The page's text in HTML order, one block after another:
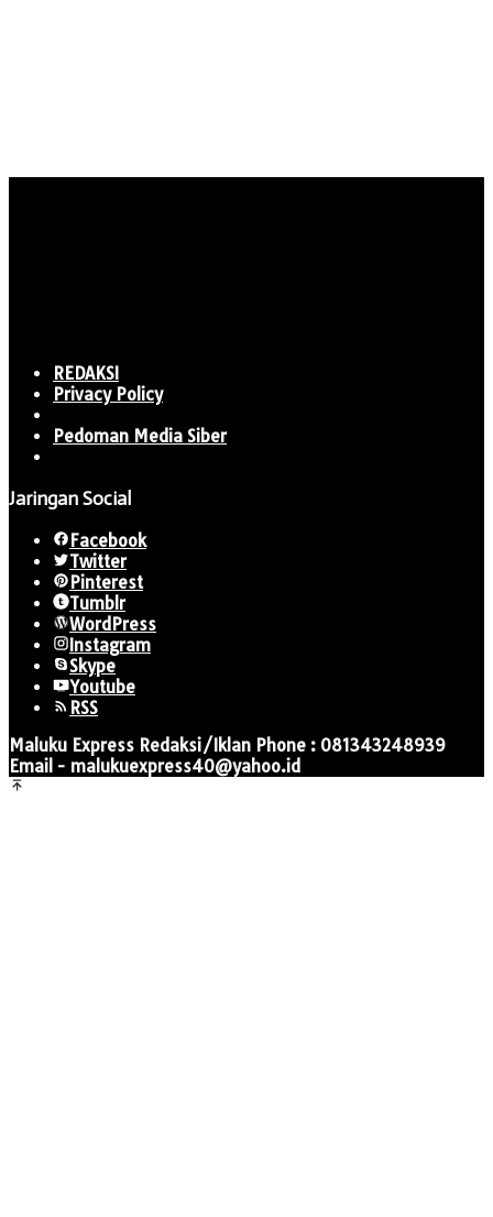
REDAKSI
Privacy Policy
Pedoman Media Siber
Jaringan Social
Facebook
Twitter
Pinterest
Tumblr
WordPress
Instagram
Skype
Youtube
RSS
Maluku Express Redaksi/Iklan Phone : 081343248939
Email - malukuexpress40@yahoo.id